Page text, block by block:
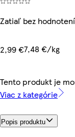
Zatiaľ bez hodnotení
2,99 €7,48 €/kg
Tento produkt je
Viac z kategórie
Popis produktu